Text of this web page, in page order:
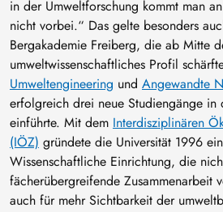
in der Umweltforschung kommt man
nicht vorbei.“ Das gelte besonders
Bergakademie Freiberg, die ab Mitte
umweltwissenschaftliches Profil
Umweltengineering und Angewandte
erfolgreich drei neue Studiengänge in
einführte. Mit dem Interdisziplinären
(IÖZ) gründete die Universität 1996
Wissenschaftliche Einrichtung, die
fächerübergreifende Zusammenarbeit
auch für mehr Sichtbarkeit der